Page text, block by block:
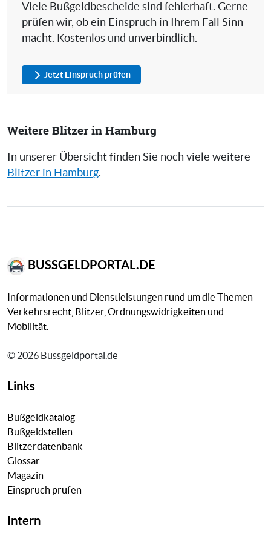
Viele Bußgeldbescheide sind fehlerhaft. Gerne
prüfen wir, ob ein Einspruch in Ihrem Fall Sinn
macht. Kostenlos und unverbindlich.
Jetzt Einspruch prüfen
Weitere Blitzer in Hamburg
In unserer Übersicht finden Sie noch viele weitere
Blitzer in Hamburg.
BUSSGELDPORTAL.DE
Informationen und Dienstleistungen rund um die Themen
Verkehrsrecht, Blitzer, Ordnungswidrigkeiten und
Mobilität.
© 2026 Bussgeldportal.de
Links
Bußgeldkatalog
Bußgeldstellen
Blitzerdatenbank
Glossar
Magazin
Einspruch prüfen
Intern